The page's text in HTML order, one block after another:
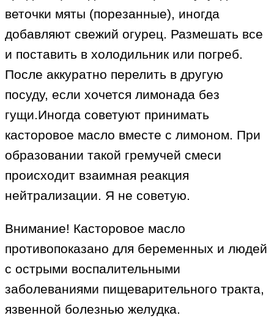
веточки мяты (порезанные), иногда
добавляют свежий огурец. Размешать все
и поставить в холодильник или погреб.
После аккуратно перелить в другую
посуду, если хочется лимонада без
гущи.Иногда советуют принимать
касторовое масло вместе с лимоном. При
образовании такой гремучей смеси
происходит взаимная реакция
нейтрализации. Я не советую.
Внимание! Касторовое масло
противопоказано для беременных и людей
с острыми воспалительными
заболеваниями пищеварительного тракта,
язвенной болезнью желудка.